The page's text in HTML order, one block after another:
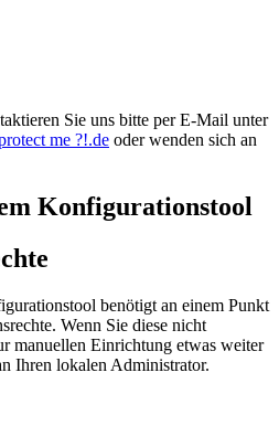
Sie uns bitte per E-Mail unter
me ?!.de oder wenden sich an
Konfigurationstool
benötigt an einem Punkt
Wenn Sie diese nicht
manuellen Einrichtung etwas weiter
Ihren lokalen Administrator.